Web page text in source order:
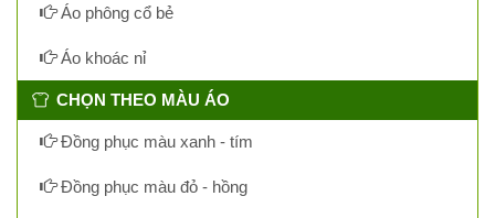
Áo phông cổ bẻ
Áo khoác nỉ
CHỌN THEO MÀU ÁO
Đồng phục màu xanh - tím
Đồng phục màu đỏ - hồng